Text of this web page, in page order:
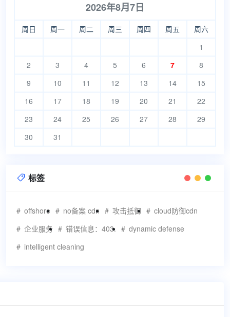
2026年8月7日
周日 周一 周二 周三 周四 周五
周六
1
2
3 4 5 6 7
8
9
10 11 12 13 14
15
16
17 18 19 20 21
22
23
24 25 26 27 28
29
30
31
 标签
offshore no备案 cdn 攻击抵御
cloud防御cdn
企业服务
错误信息：403.
dynamic defense
intelligent cleaning